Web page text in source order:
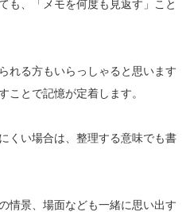
も、「メモを何度も見返す」こと
れる方もいらっしゃると思います
ことで記憶が定着します。
くい場合は、整理する意味でも書
情景、場面なども一緒に思い出す